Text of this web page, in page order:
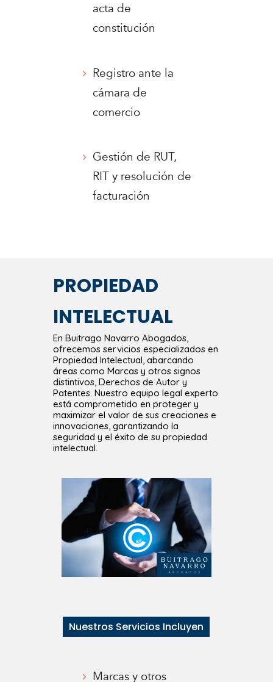
acta de
constitución
Registro ante la
cámara de
comercio
Gestión de RUT,
RIT y resolución de
facturación
PROPIEDAD
INTELECTUAL
En Buitrago Navarro Abogados,
ofrecemos servicios especializados en
Propiedad Intelectual, abarcando
áreas como Marcas y otros signos
distintivos, Derechos de Autor y
Patentes. Nuestro equipo legal experto
está comprometido en proteger y
maximizar el valor de sus creaciones e
innovaciones, garantizando la
seguridad y el éxito de su propiedad
intelectual.
Nuestros Servicios Incluyen
Marcas y otros